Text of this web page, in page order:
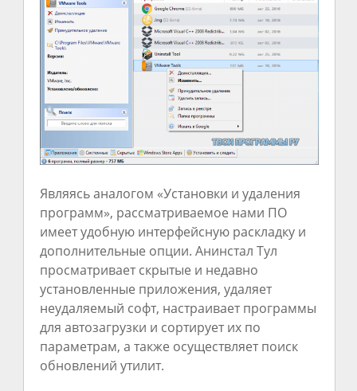
Являясь аналогом «Установки и удаления
программ», рассматриваемое нами ПО
имеет удобную интерфейсную раскладку и
дополнительные опции. Анинстал Тул
просматривает скрытые и недавно
установленные приложения, удаляет
неудаляемый софт, настраивает программы
для автозагрузки и сортирует их по
параметрам, а также осуществляет поиск
обновлений утилит.